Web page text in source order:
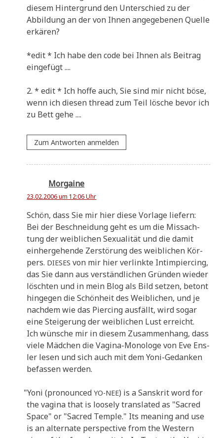
die­sem Hin­ter­grund den Unter­schied zu der
Abbil­dung an der von Ihnen ange­ge­be­nen Quel­le
erkären?
*edit * Ich habe den code bei Ihnen als Bei­trag
eingefügt ....
2. * edit * Ich hof­fe auch, Sie sind mir nicht böse,
wenn ich die­sen thread zum Teil lösche bevor ich
zu Bett gehe ....
Zum Antworten anmelden
Morgaine
23.02.2006 um 12:06 Uhr
Schön, dass Sie mir hier die­se Vor­la­ge liefern:
Bei der Beschnei­dung geht es um die Miss­ach­
tung der weib­li­chen Sexua­li­tät und die damit
ein­her­ge­hen­de Zer­stö­rung des weib­li­chen Kör­
pers. DIESES von mir hier ver­link­te Intim­pier­cing,
das Sie dann aus ver­ständ­li­chen Grün­den wie­der
lösch­ten und in mein Blog als Bild set­zen, betont
hin­ge­gen die Schön­heit des Weib­li­chen, und je
nach­dem wie das Pier­cing aus­fällt, wird sogar
eine Stei­ge­rung der weib­li­chen Lust erreicht.
Ich wün­sche mir in die­sem Zusam­men­hang, dass
vie­le Mäd­chen die Vagi­na-Mono­lo­ge von Eve Ens­
ler lesen und sich auch mit dem Yoni-Gedan­ken
befas­sen werden.
"Yoni (pro­no­un­cedYO-NEE) is a Sans­krit word for
the vagi­na that is loo­se­ly trans­la­ted as "Sacred
Space" or "Sacred Temp­le." Its mea­ning and use
is an alter­na­te per­spec­ti­ve from the Western